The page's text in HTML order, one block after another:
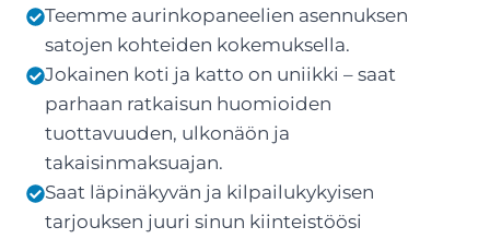
Teemme aurinkopaneelien asennuksen
satojen kohteiden kokemuksella.
Jokainen koti ja katto on uniikki – saat
parhaan ratkaisun huomioiden
tuottavuuden, ulkonäön ja
takaisinmaksuajan.
Saat läpinäkyvän ja kilpailukykyisen
tarjouksen juuri sinun kiinteistöösi